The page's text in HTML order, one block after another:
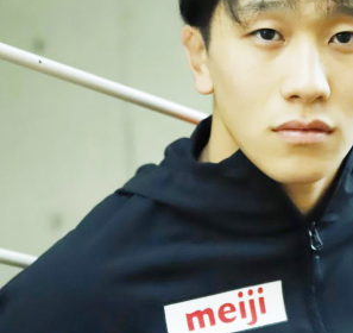
2026年9月号「北海道 おいしく遊ぶ、
2026年8月号『お茶の時間で
2026年7月号「鎌倉 ローカルが 教えてくれ
2026年6月号「大銀座 トレンドが生まれる
2026年5月号「“大好き”に出会い
2026年4月号「未来をつくる、学び
MAGAZINE
FOLLOW US!